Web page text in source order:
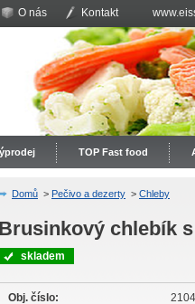
O nás Kontakt
TOP Fast food
Domů > Pečivo a dezerty > Chleby
Brusinkový chlebík
skladem
Obj. číslo: